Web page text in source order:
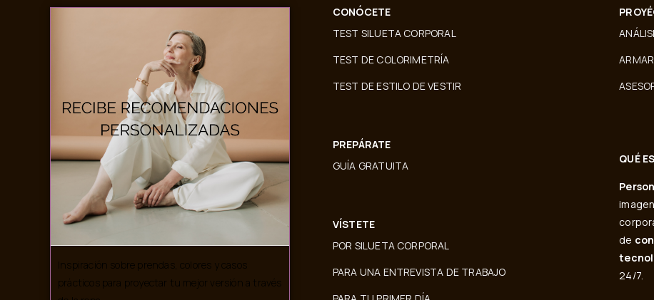
Inspiración sobre prendas, colores y casos
prácticos para proyectar tu mejor versión a través
CONÓCETE
TEST SILUETA CORPORAL
TEST DE COLORIMETRÍA
TEST DE ESTILO DE VESTIR
PREPÁRATE
GUÍA GRATUITA
VÍSTETE
POR SILUETA CORPORAL
PARA UNA ENTREVISTA DE TRABAJO
QUÉ
de
24/7.